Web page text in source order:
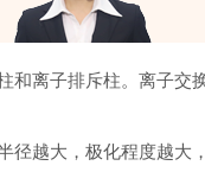
更新时间：
离子排斥柱。离子交
大，极化程度越大